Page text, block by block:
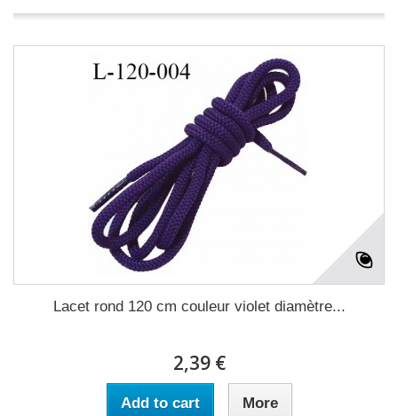
Lacet rond 120 cm couleur violet diamètre...
2,39 €
Add to cart More